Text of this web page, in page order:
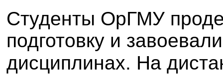
Студенты ОрГМУ
подготовку и
дисциплинах. На